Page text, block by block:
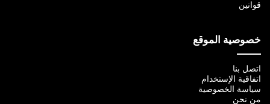
قوانين
خصوصية الموقع
اتصل بنا
اتفاقية الإستخدام
سياسة الخصوصية
من نحن